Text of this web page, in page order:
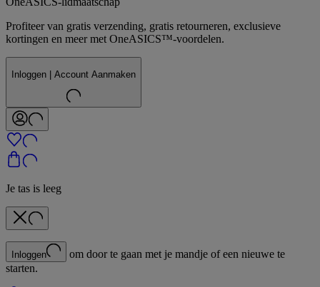
Profiteer van gratis verzending, gratis retourneren, exclusieve
kortingen en meer met OneASICS™-voordelen.
Inloggen | Account Aanmaken
Je tas is leeg
Inloggen
om door te gaan met je mandje of een nieuwe te
starten.